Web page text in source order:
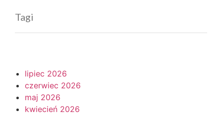
Tagi
lipiec 2026
czerwiec 2026
maj 2026
kwiecień 2026